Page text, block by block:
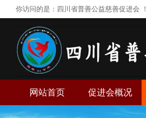
你访问的是：四川省普善公益慈善促进会 ！
网站首页 促进会概况